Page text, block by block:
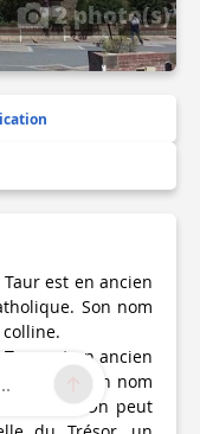
2 photo(s)
est en ancien
Son nom
est en ancien
Son nom
colline. On peut